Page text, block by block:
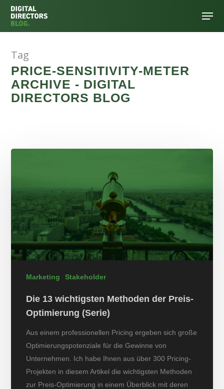
Hit enter to search or ESC to close
Tag
PRICE-SENSITIVITY-METER
ARCHIVE - DIGITAL
DIRECTORS BLOG
Marketing Stakeholder
Die 13 wichtigsten Methoden der Preis-
Optimierung (Serie)
Aus einem professionellen Pricing ergeben sich große
Optimierungspotenziale für die Gewinne von
Unternehmen. Ich habe Ihnen aus über 300 Pricing-
Projekten in diesem Artikel die wichtigsten Methoden
zur Preis-Optimierung in einem Überblick mit deren